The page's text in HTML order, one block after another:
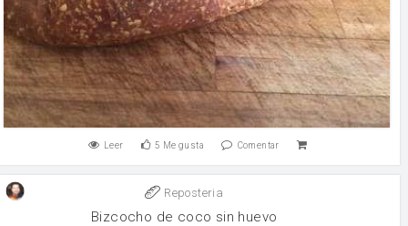
Leer 5 Me gusta Comentar
Reposteria
Bizcocho de coco sin huevo